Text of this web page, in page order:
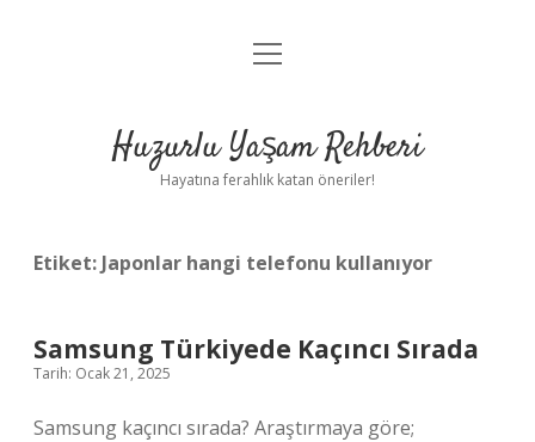
Anasayfa
Yasal Uyarı
menüyü
Huzurlu Yaşam Rehberi
Hayatına ferahlık katan öneriler!
Etiket: Japonlar hangi telefonu kullanıyor
Samsung Türkiyede Kaçıncı Sırada
Tarih: Ocak 21, 2025
Samsung kaçıncı sırada? Araştırmaya göre;